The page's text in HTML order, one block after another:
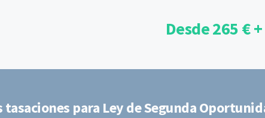
Desde 265 €
tasaciones para Ley de Segunda